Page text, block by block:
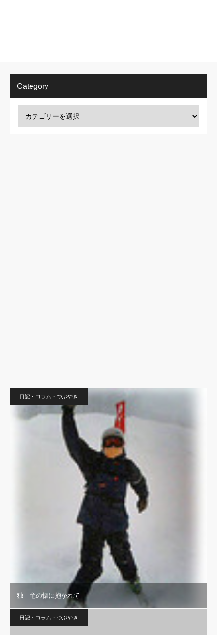
Category
日記・コラム・つぶやき
独 竜の懐に抱かれて
日記・コラム・つぶやき